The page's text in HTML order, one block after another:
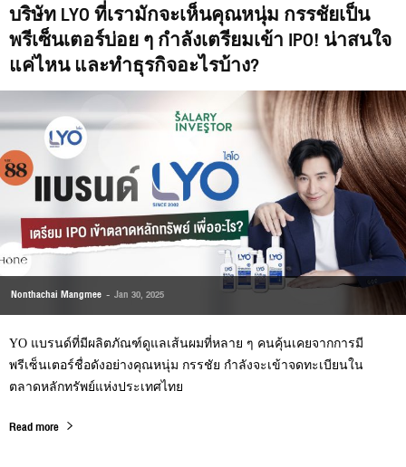
บริษัท LYO ที่เรามักจะเห็นคุณหนุ่ม กรรชัยเป็น
พรีเซ็นเตอร์บ่อย ๆ กำลังเตรียมเข้า IPO! น่าสนใจ
แค่ไหน และทำธุรกิจอะไรบ้าง?
Nonthachai Mangmee - Jan 30, 2025
YO แบรนด์ที่มีผลิตภัณฑ์ดูแลเส้นผมที่หลาย ๆ คนคุ้นเคยจากการมี
พรีเซ็นเตอร์ชื่อดังอย่างคุณหนุ่ม กรรชัย กำลังจะเข้าจดทะเบียนใน
ตลาดหลักทรัพย์แห่งประเทศไทย
Read more